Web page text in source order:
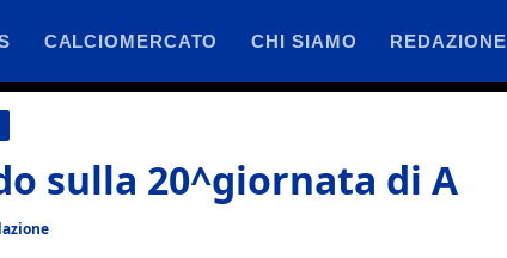
CALCIOMERCATO CHI SIAMO REDAZIONE
sulla 20^giornata di A